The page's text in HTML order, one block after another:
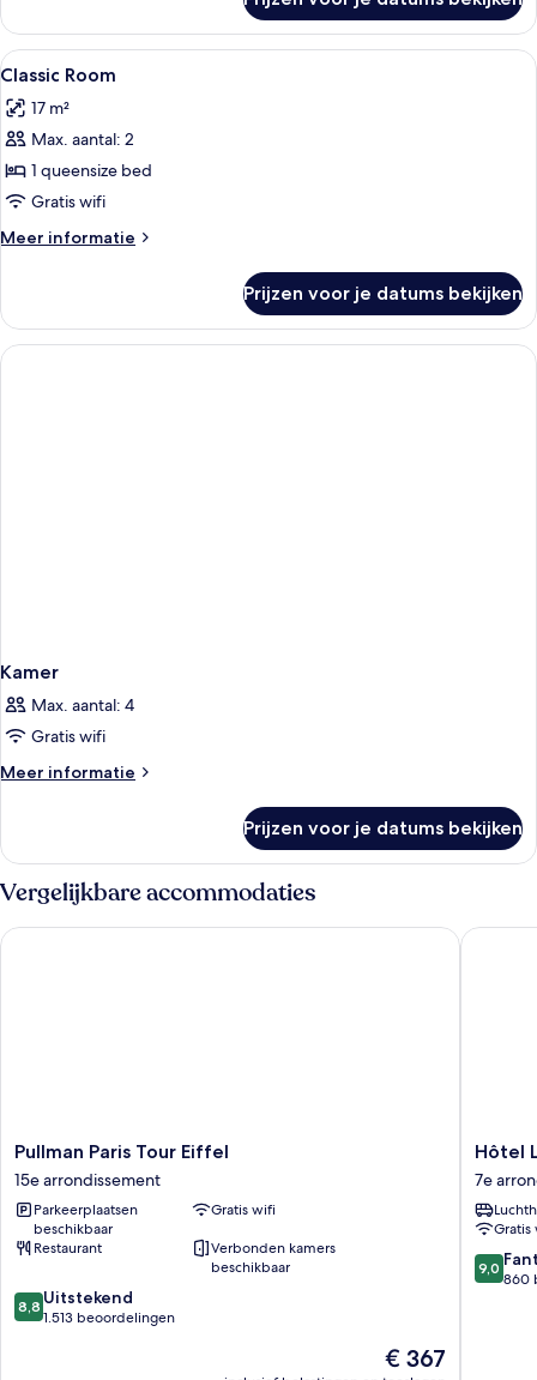
Alle
foto's
voor
Classic
Room
laden
Een hotelkamer met een bed, twee
4
Classic Room
17 m²
Max. aantal: 2
1 queensize bed
Gratis wifi
Meer informatie
Meer
Room
Prijzen voor je datums bekijken
Kamer
Max. aantal: 4
Gratis wifi
Meer informatie
Meer
Prijzen voor je datums bekijken
Vergelijkbare accommodaties
Pullman
Paris
Tour
Eiffel
15e
arrondissement
Pullman Paris Tour Eiffel
15e arrondissement
Parkeerplaatsen
beschikbaar
Gratis wifi
Restaurant
Verbonden kamers
beschikbaar
8.8
van
8,8 Uitstekend
1.513 beoordelingen
De
prijs
€ 367
Pullman Paris Tour Eiffel
Hôtel
Le
Walt
by
Inwood
Hotels
7e
Hôtel
7e
Gratis
9.0
van
9,0
860
Hôtel